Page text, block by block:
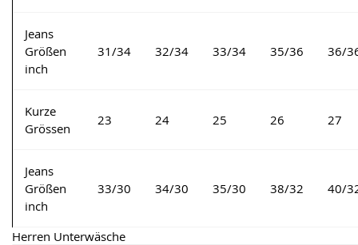
Jeans
Größen
inch
31/34 32/34 33/34 35/36 36/
Kurze
Grössen
23 24 25 26 27
Jeans
Größen
inch
33/30 34/30 35/30 38/32 40/
Herren Unterwäsche